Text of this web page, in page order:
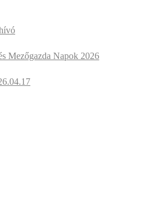
Mezőgazda Napok 2026